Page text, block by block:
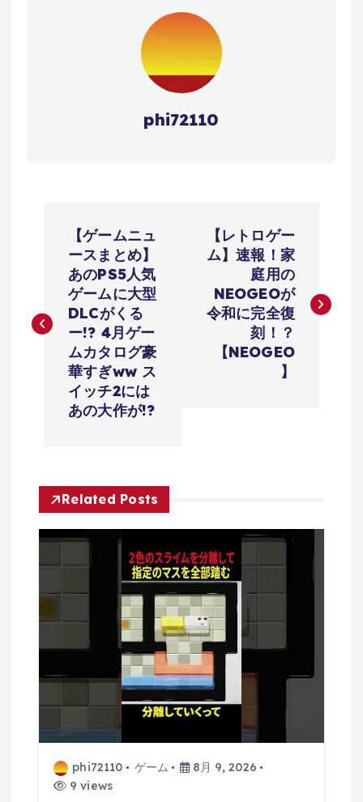
phi72110
ビ
ョ
ン
【ゲームニュ
ースまとめ】
あのPS5人気
ゲームに大型
DLCがくる
ー!? 4月ゲー
ムカタログ豪
華すぎww ス
イッチ2には
あの大作が!?
【レトロゲー
ム】速報！家
庭用の
NEOGEOが
令和に完全復
刻！？
【NEOGEO
】
Related Posts
phi72110 ゲーム
8月 9, 2026
9 views